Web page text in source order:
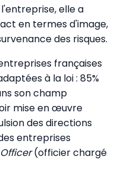
elle a
en termes d'image,
des risques.
françaises
à la loi : 85%
son champ
mise en œuvre
des directions
entreprises
(officier chargé